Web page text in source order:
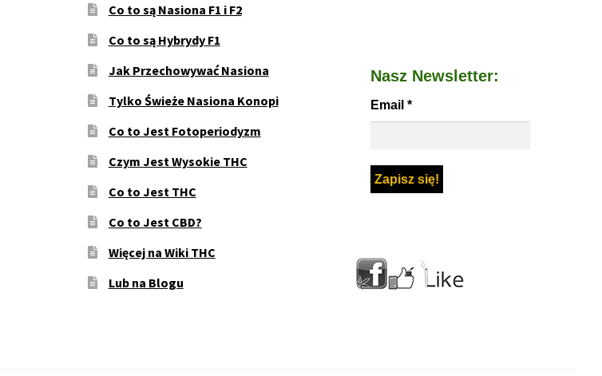
Co to są Nasiona F1 i F2
Co to są Hybrydy F1
Jak Przechowywać Nasiona
Tylko Świeże Nasiona Konopi
Co to Jest Fotoperiodyzm
Czym Jest Wysokie THC
Co to Jest THC
Co to Jest CBD?
Więcej na Wiki THC
Lub na Blogu
Nasz Newsletter:
Email *